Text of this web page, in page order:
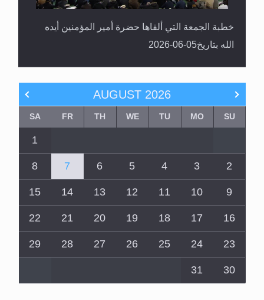
خطبة الجمعة التي ألقاها حضرة أمير المؤمنين أيده
الله بتاريخ05-06-2026
AUGUST 2026
SU
MO
TU
WE
TH
FR
SA
1
2
3
4
5
6
7
8
9
10
11
12
13
14
15
16
17
18
19
20
21
22
23
24
25
26
27
28
29
30
31